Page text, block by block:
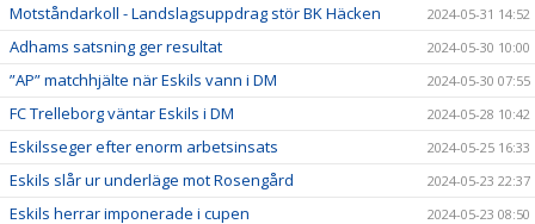
Motståndarkoll - Landslagsuppdrag stör BK Häcken 2024-05-31 14:52
Adhams satsning ger resultat 2024-05-30 10:00
”AP” matchhjälte när Eskils vann i DM 2024-05-30 07:55
FC Trelleborg väntar Eskils i DM 2024-05-28 10:42
Eskilsseger efter enorm arbetsinsats 2024-05-25 16:33
Eskils slår ur underläge mot Rosengård 2024-05-23 22:37
Eskils herrar imponerade i cupen 2024-05-23 08:50